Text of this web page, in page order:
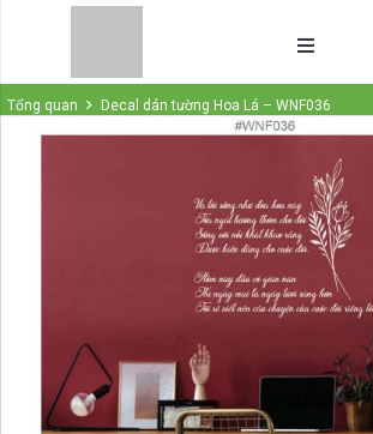
Tổng quan Decal dán tường Hoa Lá – WNF036